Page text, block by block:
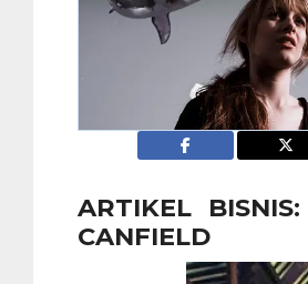
ARTIKEL
CANFIELD